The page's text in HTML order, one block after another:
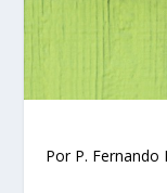
Por P. Fernando